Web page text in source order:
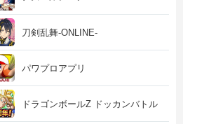
刀剣乱舞-ONLINE-
パワプロアプリ
ドラゴンボールZ ドッカンバトル